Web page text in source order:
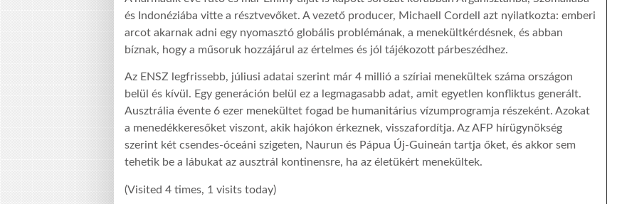
és Indonéziába vitte a résztvevőket. A vezető producer, Michaell Cordell azt nyilatkozta: emberi
arcot akarnak adni egy nyomasztó globális problémának, a menekültkérdésnek, és abban
bíznak, hogy a műsoruk hozzájárul az értelmes és jól tájékozott párbeszédhez.
Az ENSZ legfrissebb, júliusi adatai szerint már 4 millió a szíriai menekültek száma országon
belül és kívül. Egy generáción belül ez a legmagasabb adat, amit egyetlen konfliktus generált.
Ausztrália évente 6 ezer menekültet fogad be humanitárius vízumprogramja részeként. Azokat
a menedékkeresőket viszont, akik hajókon érkeznek, visszafordítja. Az AFP hírügynökség
szerint két csendes-óceáni szigeten, Naurun és Pápua Új-Guineán tartja őket, és akkor sem
tehetik be a lábukat az ausztrál kontinensre, ha az életükért menekültek.
(Visited 4 times, 1 visits today)